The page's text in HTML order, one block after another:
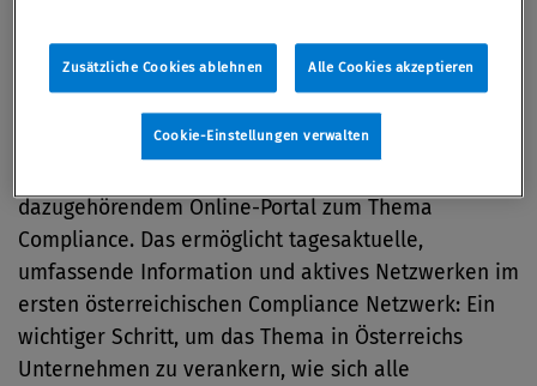
des Compliance Netzwerk Österreich in die
Räumlichkeiten der Telekom Austria gefolgt. Im
Mittelpunkt des Treffens stand die Präsentation des
neuen LexisNexis-Infopakets Compliance Praxis –
dazugehörendem Online-Portal zum Thema
Compliance. Das ermöglicht tagesaktuelle,
umfassende Information und aktives Netzwerken im
ersten österreichischen Compliance Netzwerk: Ein
wichtiger Schritt, um das Thema in Österreichs
Unternehmen zu verankern, wie sich alle
Zusätzliche Cookies ablehnen Alle Cookies akzeptieren
Cookie-Einstellungen verwalten